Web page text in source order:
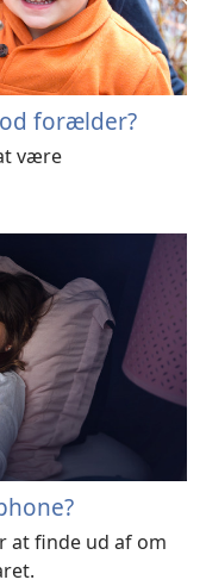
forælder?
være
at finde ud af om